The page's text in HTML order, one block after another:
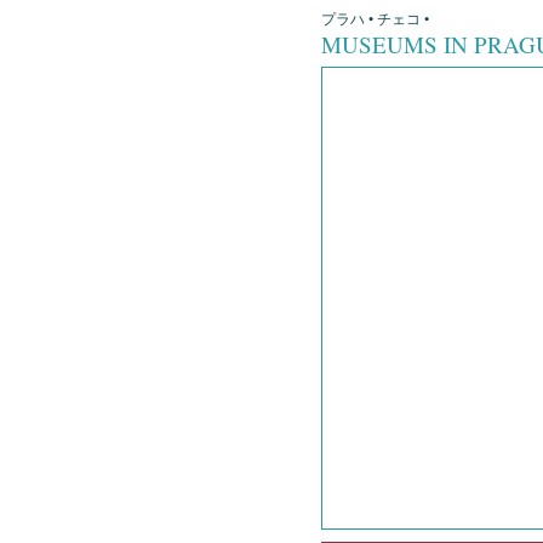
プラハ • チェコ •
MUSEUMS IN